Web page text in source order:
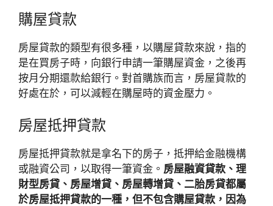
購屋貸款
房屋貸款的類型有很多種，以購屋貸款來說，指的
是在買房子時，向銀行申請一筆購屋資金，之後再
按月分期還款給銀行。對首購族而言，房屋貸款的
好處在於，可以減輕在購屋時的資金壓力。
房屋抵押貸款
房屋抵押貸款就是拿名下的房子，抵押給金融機構
或融資公司，以取得一筆資金。 房屋融資貸款、理
財型房貸、房屋增貸、房屋轉增貸、二胎房貸都屬
於房屋抵押貸款的一種，但不包含購屋貸款，因為